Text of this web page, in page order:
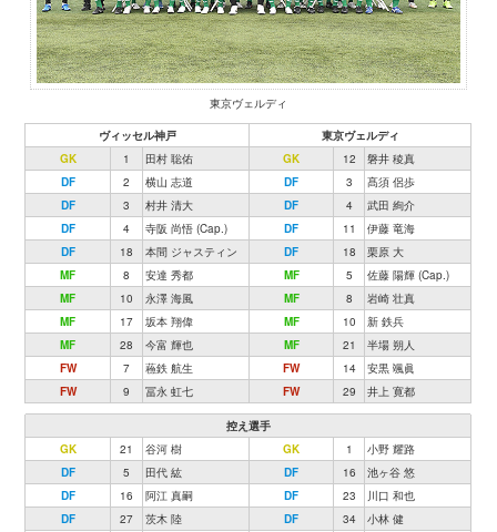
東京ヴェルディ
ヴィッセル神戸
東京ヴェルディ
GK
1 田村 聡佑 GK 12
磐井 稜真
DF
2 横山 志道 DF 3
髙須 侶歩
DF
3 村井 清大 DF 4
武田 絢介
DF
4 寺阪 尚悟 (Cap.) DF 11
伊藤 竜海
DF
18 本間 ジャスティン DF 18
栗原 大
MF
8 安達 秀都 MF 5
佐藤 陽輝 (Cap.)
MF
10 永澤 海風 MF 8
岩崎 壮真
MF
17 坂本 翔偉 MF 10
新 鉄兵
MF
28 今富 輝也 MF 21
半場 朔人
FW
7 蘓鉄 航生 FW 14
安黒 颯眞
FW
9 冨永 虹七 FW 29 井上 寛都
控え選手
GK
21 谷河 樹 GK 1
小野 耀路
DF
5 田代 紘 DF 16
池ヶ谷 悠
DF
16 阿江 真嗣 DF 23
川口 和也
DF
27 茨木 陸 DF 34
小林 健